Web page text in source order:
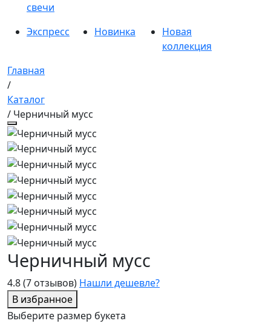
свечи
Экспресс
Новинка
Новая
коллекция
Главная
/
Каталог
/ Черничный мусс
4.8(7 отзывов) Нашли дешевле?
В избранное
Черничный мусс
Выберите размер букета